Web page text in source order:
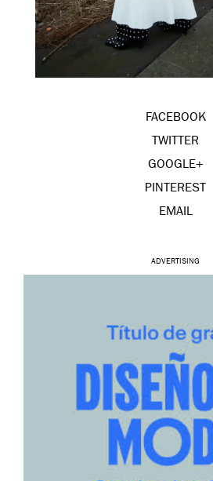
FACEBOOK
TWITTER
GOOGLE+
PINTEREST
EMAIL
ADVERTISING